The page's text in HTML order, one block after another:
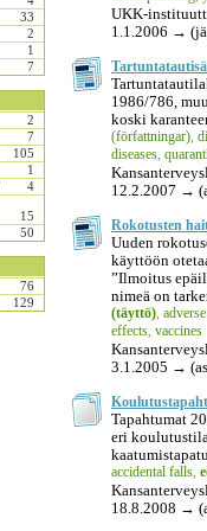
33
2
1
7
2
7
105
1
4
15
50
76
129
UKK-
1.1.2006 →
1986/786,
koski
(författningar)
diseases
12.2.2007 →
Rokotusten
Uuden
käyttöön
”Ilmoitus
nimeä on
(täyttö)
effects vaccines
3.1.2005 →
Tapahtumat
eri
accidental falls
18.8.2008 →